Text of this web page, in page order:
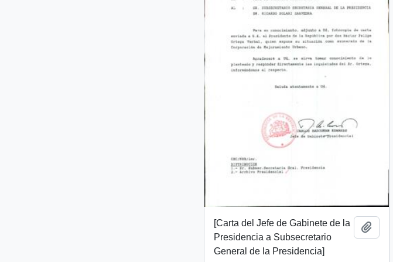
[Carta del Jefe de Gabinete de la
Presidencia a Subsecretario
General de la Presidencia]